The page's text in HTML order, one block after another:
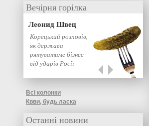
Вечірня горілка
Леонид Швец
Корецький розповів,
як держава
рятуватиме бізнес
від ударів Росії
Всі колонки
Квви, будь ласка
Останні новини